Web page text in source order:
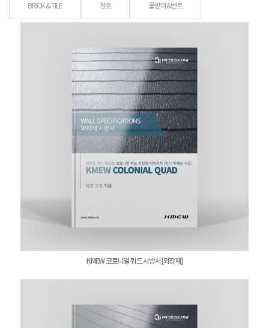
BRICK & TILE 창호 물받이&벤트
KMEW 코로니얼 쿼드 시방서[외장재]